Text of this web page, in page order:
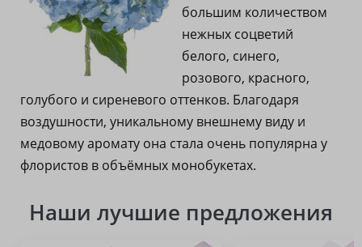
большим количеством
нежных соцветий
белого, синего,
розового, красного,
голубого и сиреневого оттенков. Благодаря
воздушности, уникальному внешнему виду и
медовому аромату она стала очень популярна у
флористов в объёмных монобукетах.
Наши лучшие предложения